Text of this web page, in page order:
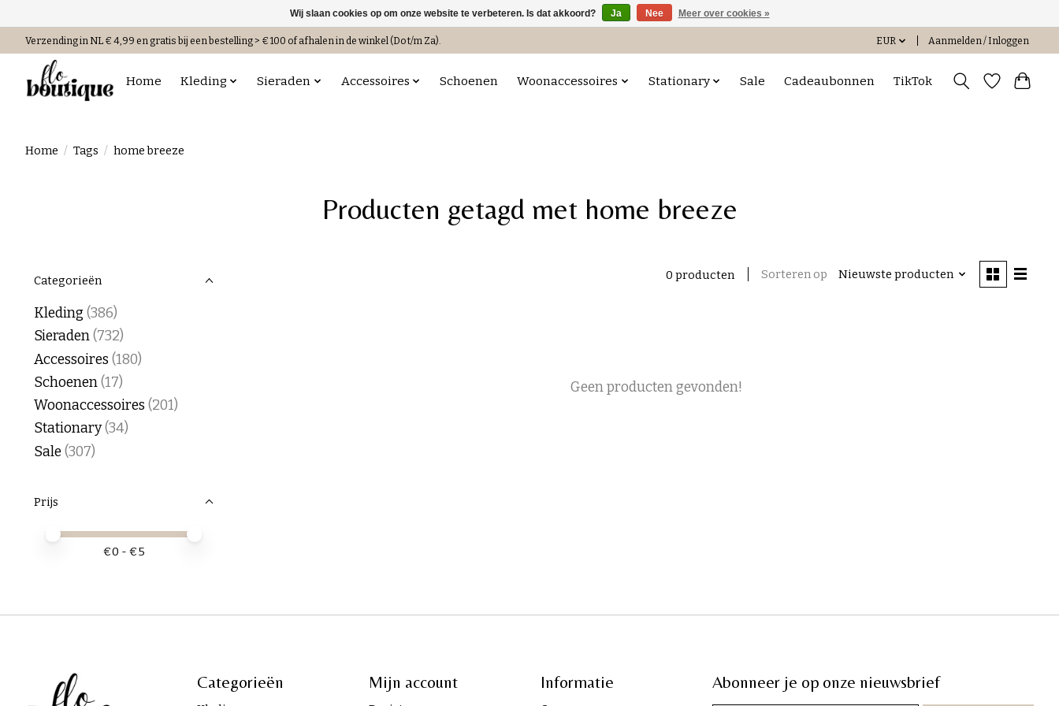
Verzending in NL € 4,99 en gratis bij een bestelling > € 100 of afhalen in de winkel (Do t/m Za). EUR Aanmelden / Inloggen
Home Kleding Sieraden Accessoires Schoenen Woonaccessoires Stationary Sale Cadeaubonnen TikTok
Home / Tags / home breeze
Producten getagd met home breeze
Categorieën
Kleding(386)
Sieraden(732)
Accessoires (180)
Schoenen(17)
Woonaccessoires (201)
Stationary(34)
Sale(307)
Prijs
Minimale prijswaarde
Price maximum value
€0 - €5
0 producten Sorteren op Nieuwste producten
Geen producten gevonden!
Categorieën Mijn account Informatie Abonneer je op onze nieuwsbrief
Wij slaan cookies op om onze website te verbeteren. Is dat akkoord? Ja Nee Meer over cookies »